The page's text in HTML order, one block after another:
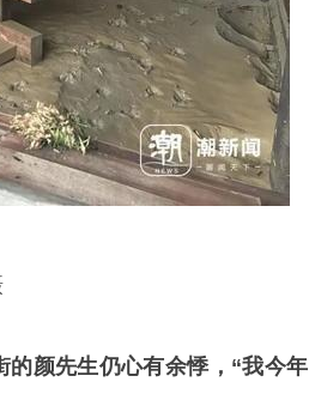
颜先生仍心有余悸，“我今年